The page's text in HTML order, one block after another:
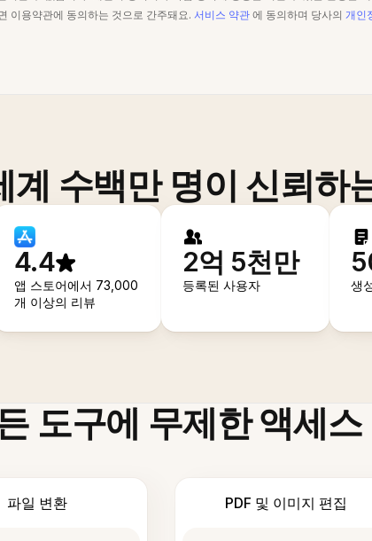
이용약관에 동의하는 것으로 간주돼요. 서비스 약관 에 동의하며 당사의 개인
계 수백만 명이 신뢰하
4.4
앱 스토어에서 73,000
개 이상의 리뷰
2억 5천만
등록된 사용자 생
도구에 무제한 액세스
파일 변환 PDF 및 이미지 편집